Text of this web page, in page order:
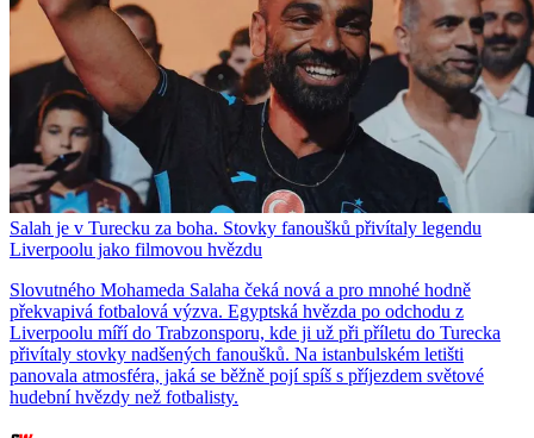
Salah je v Turecku za boha. Stovky fanoušků přivítaly legendu
Liverpoolu jako filmovou hvězdu
Slovutného Mohameda Salaha čeká nová a pro mnohé hodně
překvapivá fotbalová výzva. Egyptská hvězda po odchodu z
Liverpoolu míří do Trabzonsporu, kde ji už při příletu do Turecka
přivítaly stovky nadšených fanoušků. Na istanbulském letišti
panovala atmosféra, jaká se běžně pojí spíš s příjezdem světové
hudební hvězdy než fotbalisty.